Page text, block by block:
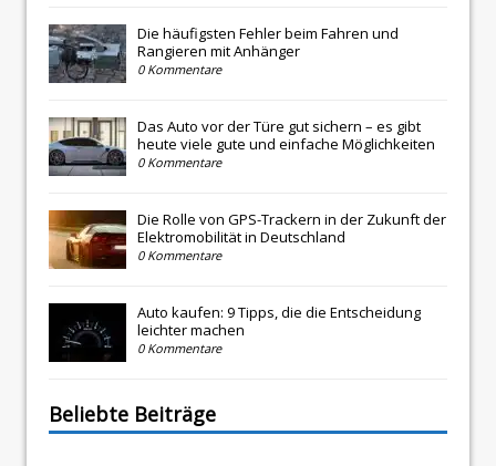
Die häufigsten Fehler beim Fahren und
Rangieren mit Anhänger
0 Kommentare
Das Auto vor der Türe gut sichern – es gibt
heute viele gute und einfache Möglichkeiten
0 Kommentare
Die Rolle von GPS-Trackern in der Zukunft der
Elektromobilität in Deutschland
0 Kommentare
Auto kaufen: 9 Tipps, die die Entscheidung
leichter machen
0 Kommentare
Beliebte Beiträge